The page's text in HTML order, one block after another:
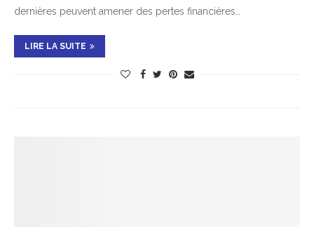
dernières peuvent amener des pertes financières…
LIRE LA SUITE